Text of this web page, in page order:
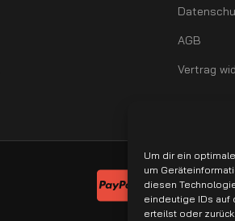
Um dir ein
um
diesen
eindeutige IDs auf
erteilst oder
AGB
Vertrag